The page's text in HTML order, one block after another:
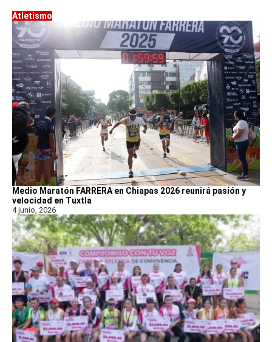
Atletismo
Medio Maratón FARRERA en Chiapas 2026 reunirá pasión y
velocidad en Tuxtla
4 junio, 2026